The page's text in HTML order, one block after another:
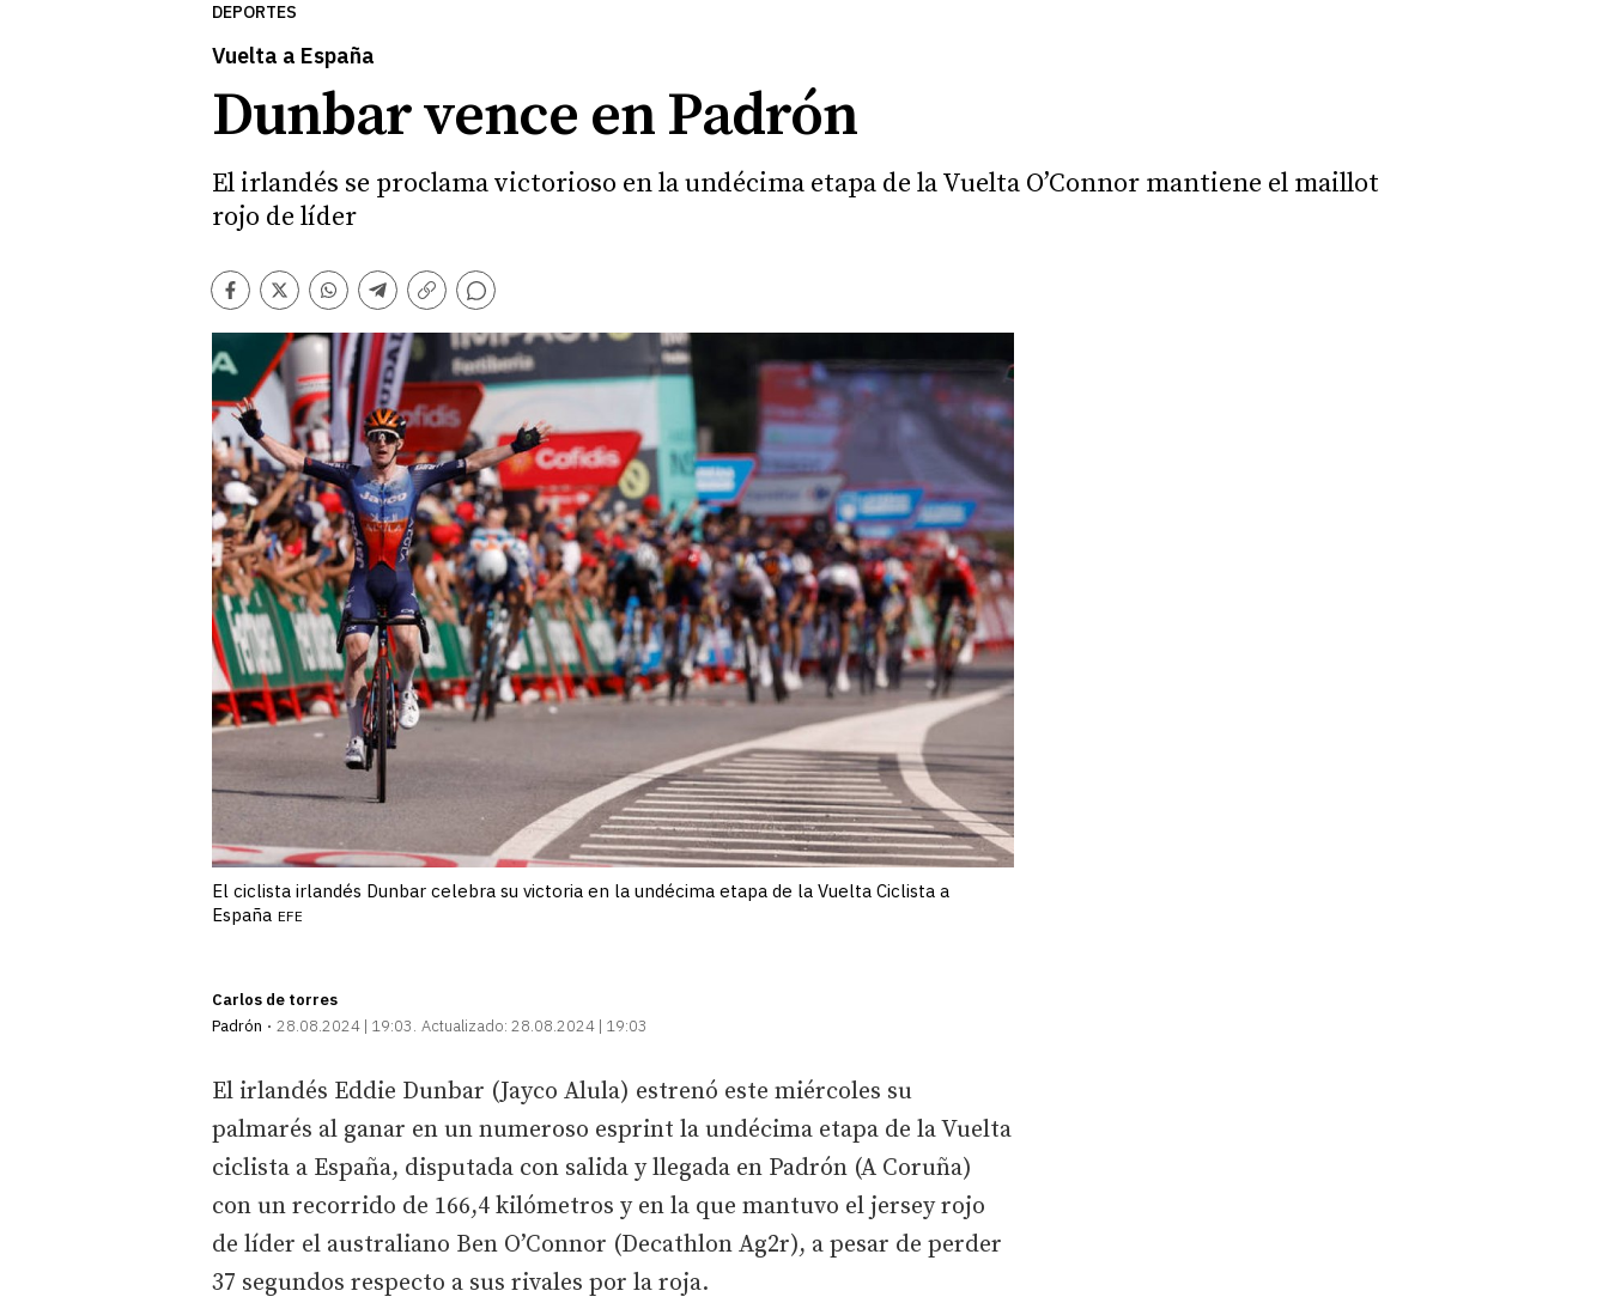
DEPORTES
Vuelta a España
Dunbar vence en Padrón
El irlandés se proclama victorioso en la undécima etapa de la Vuelta O’Connor mantiene el maillot
rojo de líder
Facebook
TwitterWhatsapp
Telegram
Copiar
enlace
Comentarios
El ciclista irlandés Dunbar celebra su victoria en la undécima etapa de la Vuelta Ciclista a
España EFE
Carlos de torres
Padrón
28.08.2024 | 19:03 Actualizado: 28.08.2024 | 19:03
El irlandés Eddie Dunbar (Jayco Alula) estrenó este miércoles su
palmarés al ganar en un numeroso esprint la undécima etapa de la Vuelta
ciclista a España, disputada con salida y llegada en Padrón (A Coruña)
con un recorrido de 166,4 kilómetros y en la que mantuvo el jersey rojo
de líder el australiano Ben O’Connor (Decathlon Ag2r), a pesar de perder
37 segundos respecto a sus rivales por la roja.